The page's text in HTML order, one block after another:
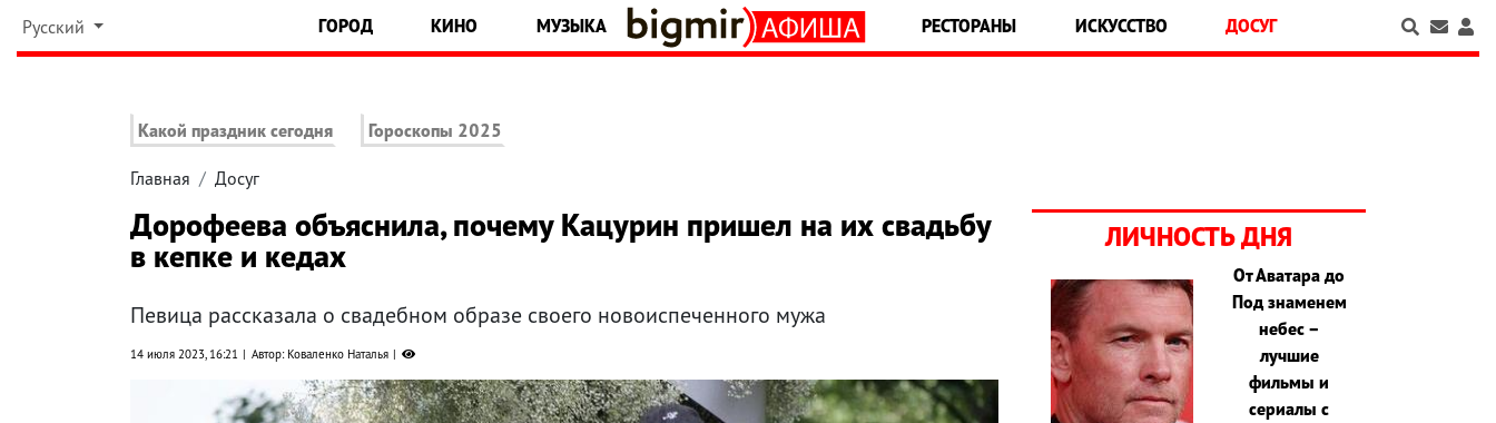
Русский ГОРОД КИНО МУЗЫКА РЕСТОРАНЫ ИСКУССТВО ДОСУГ
Какой праздник сегодня Гороскопы 2025
Главная Досуг
Дорофеева объяснила, почему Кацурин пришел на их свадьбу
в кепке и кедах
Певица рассказала о свадебном образе своего новоиспеченного мужа
14 июля 2023, 16:21 Автор: Коваленко Наталья
ЛИЧНОСТЬ ДНЯ
От Аватара до
Под знаменем
небес –
лучшие
фильмы и
сериалы с